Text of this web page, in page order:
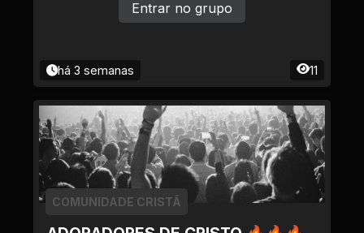
há 3 semanas 11
Entrar no grupo
COMUNIDADE CRISTÃ